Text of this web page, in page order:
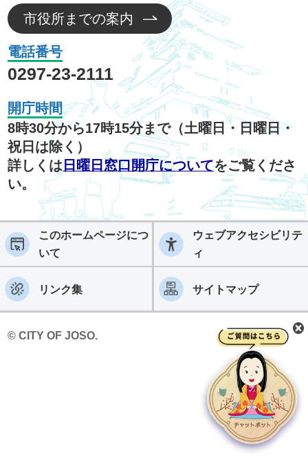
市役所までの案内
電話番号
0297-23-2111
開庁時間
8時30分から17時15分まで（土曜日・日曜日・
祝日は除く）
詳しくは 日曜日窓口開庁についてをご覧くださ
い。
このホームページにつ
いて
ウェブアクセシビリテ
ィ
リンク集 サイトマップ
© CITY OF JOSO.